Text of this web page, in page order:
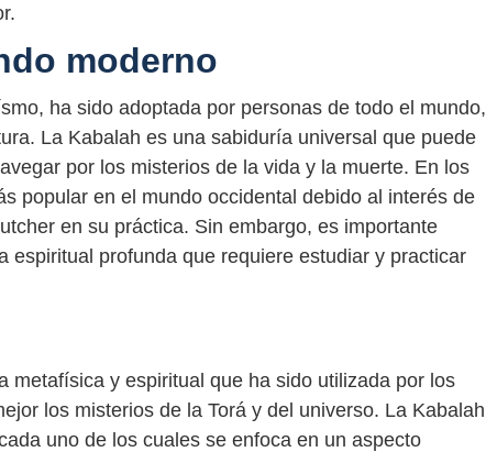
moderno
ha sido adoptada por personas de todo el mundo,
La Kabalah es una sabiduría universal que puede
por los misterios de la vida y la muerte. En los
popular en el mundo occidental debido al interés de
en su práctica. Sin embargo, es importante
espiritual profunda que requiere estudiar y practicar
metafísica y espiritual que ha sido utilizada por los
los misterios de la Torá y del universo. La Kabalah
uno de los cuales se enfoca en un aspecto